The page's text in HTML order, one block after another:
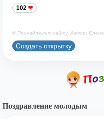
102
© Принадлежит сайту. Автор: Елена
Создать открытку
Поздравление молодым